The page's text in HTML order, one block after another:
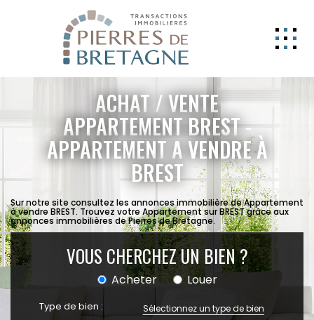
NOS BIENS
GERER
NOS AGENCES
ESTIMATION
CONTACT
ESPACE CLIENT
EXTRANET
ACHAT / VENTE
APPARTEMENT BREST -
APPARTEMENT A VENDRE À
BREST
Sur notre site consultez les annonces immobilière de Appartement
à vendre BREST. Trouvez votre Appartement sur BREST grâce aux
annonces immobilières de Pierres de Bretagne.
VOUS CHERCHEZ UN BIEN ?
Acheter Louer
Type de bien : Sélectionnez un type de bien